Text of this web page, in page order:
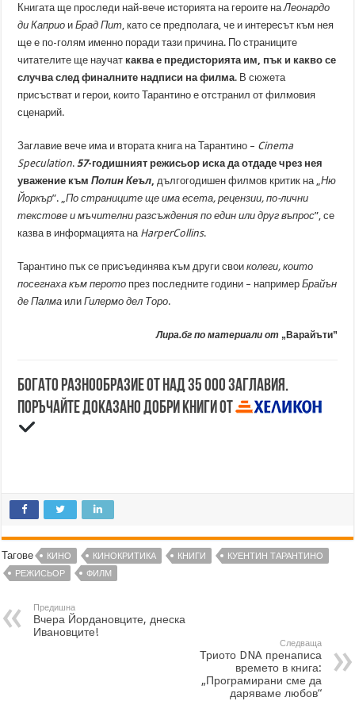
Книгата ще проследи най-вече историята на героите наЛеонардо
ди Каприо иБрад Пит , като се предполага, че и интересът към нея
ще е по-голям именно поради тази причина. По страниците
читателите ще научат каква е предисторията им, пък и какво се
случва след финалните надписи на филма. В сюжета
присъстват и герои, които Тарантино е отстранил от филмовия
сценарий.
Заглавие вече има и втората книга на Тарантино – Cinema
Speculation. 57-годишният режисьор иска да отдаде чрез нея
уважение къмПолин Кеъл дългогодишен филмов критик на „Ню
Йоркър”. „По страниците ще има есета, рецензии, по-лични
текстове и мъчителни разсъждения по един или друг въпрос”, се
казва в информацията на HarperCollins.
Тарантино пък се присъединява към други своиколеги, които
посегнаха към перото през последните години – напримерБрайън
де Палма илиГилермо дел Торо.
Лира.бг по материали от „Варайъти”
Богато разнообразие от над 35 000 заглавия.
Поръчайте доказано добри книги от
Тагове КИНО КИНОКРИТИКА КНИГИ
КУЕНТИН ТАРАНТИНО
РЕЖИСЬОР
ФИЛМ
Предишна
Вчера Йордановците, днеска
Ивановците!
Следваща
Триото DNA пренаписа
времето в книга:
„Програмирани сме да
даряваме любов“